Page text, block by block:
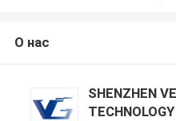
О нас
SHENZHEN